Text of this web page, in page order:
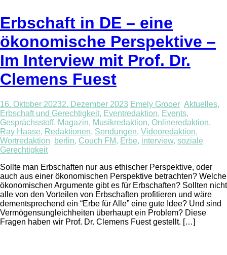
Erbschaft in DE – eine
ökonomische Perspektive –
Im Interview mit Prof. Dr.
Clemens Fuest
16. Oktober 20232. Dezember 2023 Emely Grooer Aktuelles,
Erbschaft und Gerechtigkeit, Eventredaktion, Events,
Gesprächsstoff, Magazin, Musikredaktion, Onlineredaktion,
Ray Haase, Redaktionen, Sendungen, Videoredaktion,
Wortredaktion
berlin, Couch FM, Erbe, interview, soziale
Gerechtigkeit
Sollte man Erbschaften nur aus ethischer Perspektive, oder
auch aus einer ökonomischen Perspektive betrachten? Welche
ökonomischen Argumente gibt es für Erbschaften? Sollten nicht
alle von den Vorteilen von Erbschaften profitieren und wäre
dementsprechend ein “Erbe für Alle” eine gute Idee? Und sind
Vermögensungleichheiten überhaupt ein Problem? Diese
Fragen haben wir Prof. Dr. Clemens Fuest gestellt. […]